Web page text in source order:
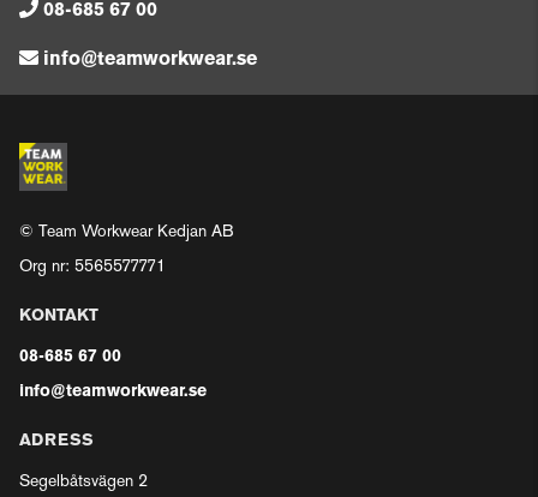
08-685 67 00
info@teamworkwear.se
© Team Workwear Kedjan AB
Org nr: 5565577771
KONTAKT
08-685 67 00
info@teamworkwear.se
ADRESS
Segelbåtsvägen 2